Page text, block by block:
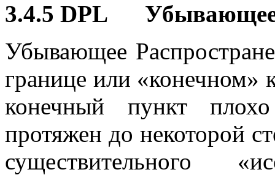
3.4.5 DPL
Убывающее
границе или «конечном»
конечный пункт
протяжен до некоторой
существительного